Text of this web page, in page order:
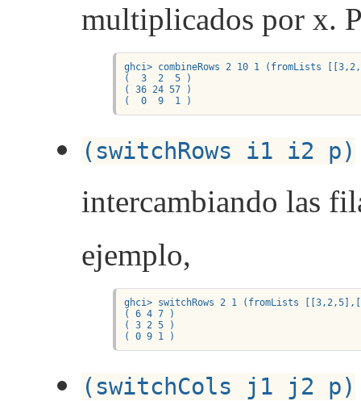
multiplicados por x.
ghci> combineRows 2 10 1 (fromLists
(  3  2  5 )
( 36 24 57 )
(  0  9  1 )
(switchRows i1 i2 p)
intercambiando las
ejemplo,
ghci> switchRows 2 1 (fromLists
( 6 4 7 )
( 3 2 5 )
( 0 9 1 )
(switchCols j1 j2 p)